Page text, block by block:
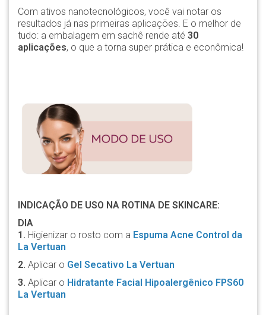
Com ativos nanotecnológicos, você vai notar os
resultados já nas primeiras aplicações. E o melhor de
tudo: a embalagem em sachê rende até 30
aplicações, o que a torna super prática e econômica!
INDICAÇÃO DE USO NA ROTINA DE SKINCARE:
DIA
1. Higienizar o rosto com a Espuma Acne Control da
La Vertuan
2. Aplicar o Gel Secativo La Vertuan
3. Aplicar o Hidratante Facial Hipoalergênico FPS60
La Vertuan